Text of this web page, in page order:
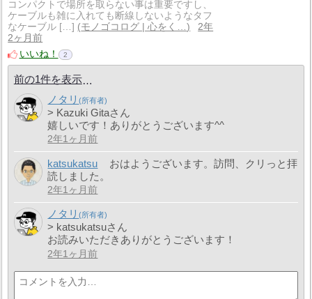
コンパクトで場所を取らない事は重要ですし、
ケーブルも雑に入れても断線しないようなタフ
なケーブル […]
モノゴコログ | 心をく…
2年
2ヶ月前
いいね！
2
前の1件を表示
ノタリ
> Kazuki Gitaさん
嬉しいです！ありがとうございます^^
2年1ヶ月前
katsukatsu
おはようございます。訪問、クリっと拝
読しました。
2年1ヶ月前
ノタリ
> katsukatsuさん
お読みいただきありがとうございます！
2年1ヶ月前